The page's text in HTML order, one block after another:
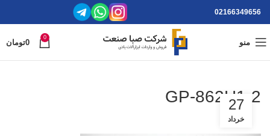
02166349656
منو
0
0تومان
GP-862H1-2
27
خرداد